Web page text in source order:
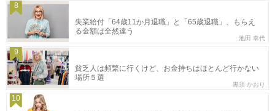
8
失業給付「64歳11か月退職」と「65歳退職」、もらえ
る金額は全然違う
池田 幸代
9
貧乏人は頻繁に行くけど、お金持ちはほとんど行かない
場所５選
黒須 かおり
10